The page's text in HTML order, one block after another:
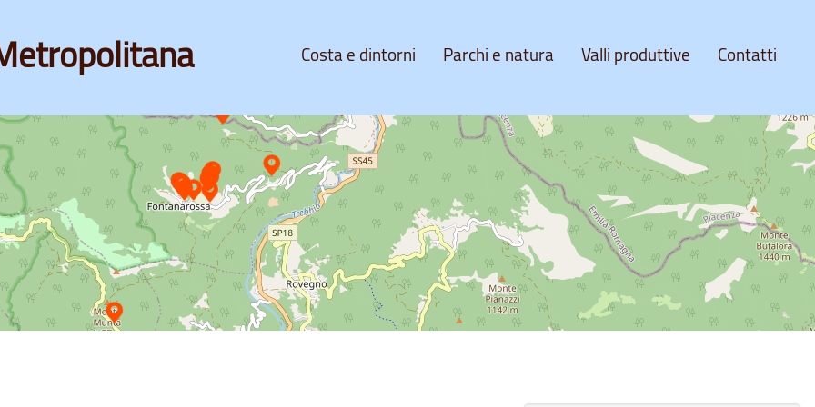
Costa e dintorni Parchi e natura Valli produttive Contatti